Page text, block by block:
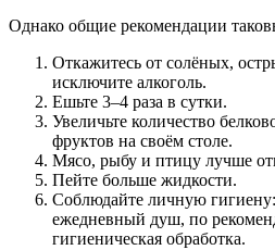
Однако общие рекомендации
Откажитесь от солёных,
исключите алкоголь.
Ешьте 3–4 раза в сутки.
Увеличьте количество
фруктов на своём столе.
Мясо, рыбу и птицу лучше
Пейте больше жидкости.
Соблюдайте личную
ежедневный душ, по
гигиеническая обработка.